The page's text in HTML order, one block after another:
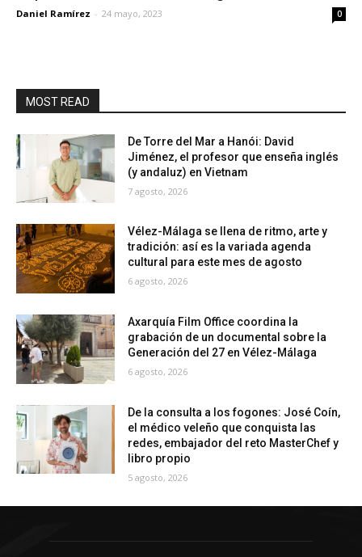
Daniel Ramírez - 24 mayo, 2023 0
MOST READ
De Torre del Mar a Hanói: David
Jiménez, el profesor que enseña inglés
(y andaluz) en Vietnam
7 agosto, 2026
Vélez-Málaga se llena de ritmo, arte y
tradición: así es la variada agenda
cultural para este mes de agosto
6 agosto, 2026
Axarquía Film Office coordina la
grabación de un documental sobre la
Generación del 27 en Vélez-Málaga
6 agosto, 2026
De la consulta a los fogones: José Coín,
el médico veleño que conquista las
redes, embajador del reto MasterChef y
libro propio
5 agosto, 2026